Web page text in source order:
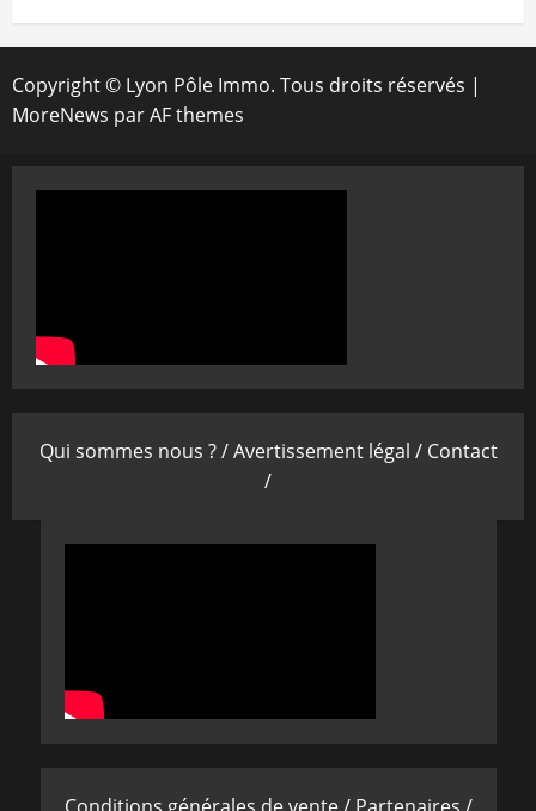
Copyright © Lyon Pôle Immo. Tous droits réservés |
MoreNews par AF themes
Qui sommes nous ? /Avertissement légal / Contact
/